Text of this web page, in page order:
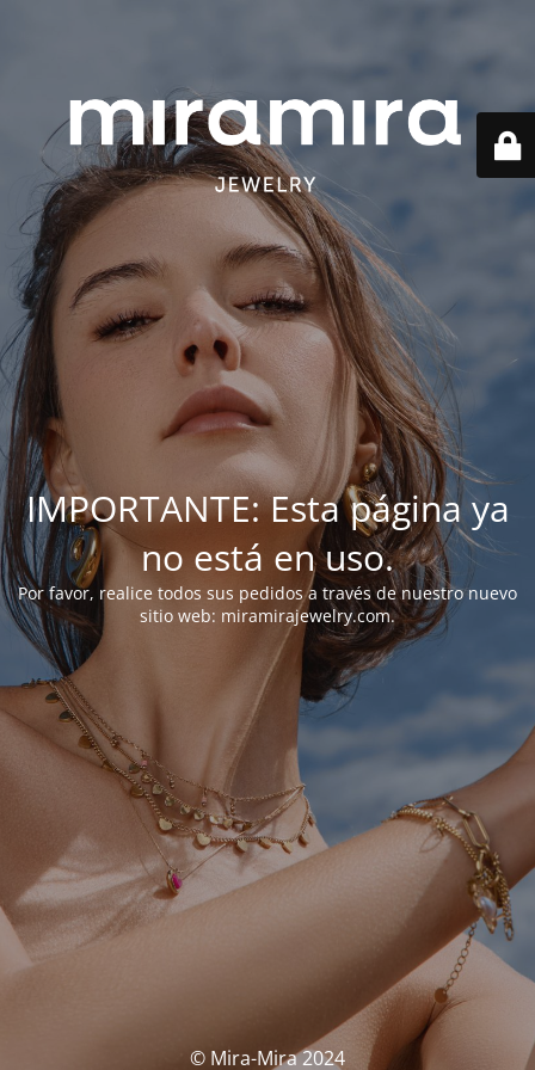
IMPORTANTE: Esta página ya
no está en uso.
Por favor, realice todos sus pedidos a través de nuestro nuevo
sitio web: miramirajewelry.com.
© Mira-Mira 2024